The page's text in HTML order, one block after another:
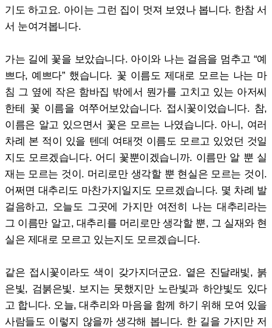
기도 하고요. 아이는 그런 집이 멋져 보였나 봅니다. 한참 서
서 눈여겨봅니다.
가는 길에 꽃을 보았습니다. 아이와 나는 걸음을 멈추고 “예
쁘다, 예쁘다” 했습니다. 꽃 이름도 제대로 모르는 나는 마
침 그 옆에 작은 함바집 밖에서 뭔가를 고치고 있는 아저씨
한테 꽃 이름을 여쭈어보았습니다. 접시꽃이었습니다. 참,
이름은 알고 있으면서 꽃은 모르는 나였습니다. 아니, 여러
차례 본 적이 있을 텐데 여태껏 이름도 모르고 있었던 것일
지도 모르겠습니다. 어디 꽃뿐이겠습니까. 이름만 알 뿐 실
재는 모르는 것이. 머리로만 생각할 뿐 현실은 모르는 것이.
어쩌면 대추리도 마찬가지일지도 모르겠습니다. 몇 차례 발
걸음하고, 오늘도 그곳에 가지만 여전히 나는 대추리라는
그 이름만 알고, 대추리를 머리로만 생각할 뿐, 그 실재와 현
실은 제대로 모르고 있는지도 모르겠습니다.
같은 접시꽃이라도 색이 갖가지더군요. 옅은 진달래빛, 붉
은빛, 검붉은빛. 보지는 못했지만 노란빛과 하얀빛도 있다
고 합니다. 오늘, 대추리와 마음을 함께 하기 위해 모여 있을
사람들도 이렇지 않을까 생각해 봅니다. 한 길을 가지만 저